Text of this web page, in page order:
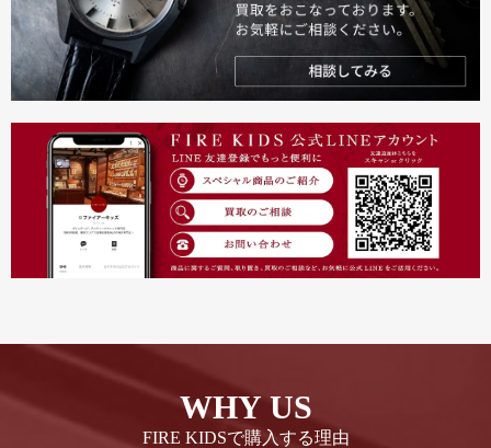
WHY US
FIRE KIDSで購入する理由